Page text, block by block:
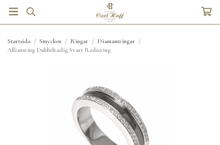
Startsida / Smycken / Ringar / Diamantringar /
Alliansring Dubbelradig Svart Rodiering